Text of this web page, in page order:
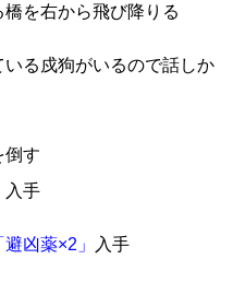
橋を右から飛び降りる
いる戍狗がいるので話しか
倒す
入手
避凶薬×2」
入手